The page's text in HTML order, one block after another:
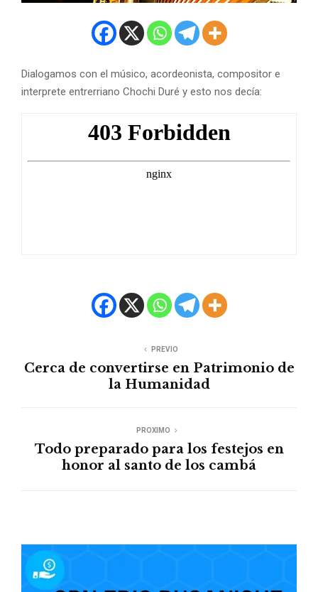
Dialogamos con el músico, acordeonista, compositor e
interprete entrerriano Chochi Duré y esto nos decía:
PREVIO
Cerca de convertirse en Patrimonio de
la Humanidad
PROXIMO
Todo preparado para los festejos en
honor al santo de los cambá